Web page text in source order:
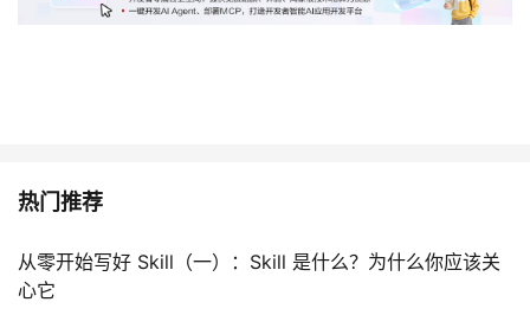
证
实
验
的
收
持
建
议
热门推荐
从零开始写好 Skill（一）：Skill 是什么？为什么你应该关
心它